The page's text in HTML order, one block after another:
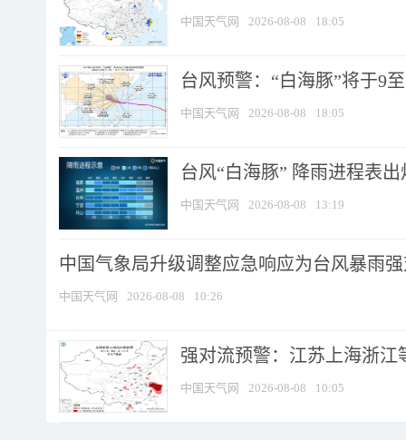
中国天气网 2026-08-08 18:05
台风预警：“白海豚”将于9
中国天气网 2026-08-08 18:05
台风“白海豚” 降雨进程表
中国天气网 2026-08-08 13:19
中国气象局升级调整应急响应为台风暴雨
中国天气网 2026-08-08 10:26
强对流预警：江苏上海浙江
中国天气网 2026-08-08 10:05